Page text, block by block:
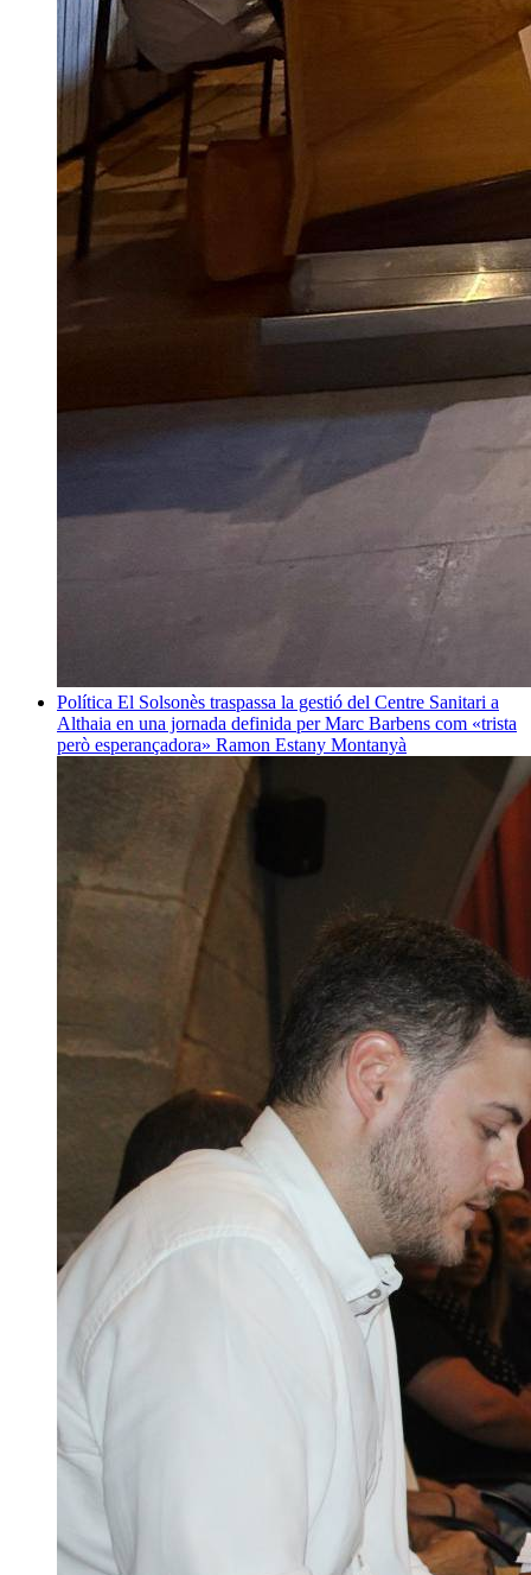
Política El Solsonès traspassa la gestió del Centre Sanitari a
Althaia en una jornada definida per Marc Barbens com «trista
però esperançadora» Ramon Estany Montanyà